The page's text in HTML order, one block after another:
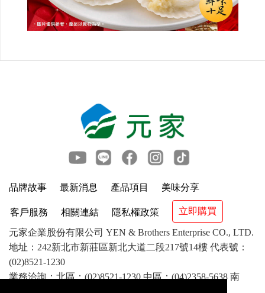
品牌故事 最新消息 產品項目 美味分享
客戶服務 相關連結 隱私權政策 立即購買
元家企業股份有限公司 YEN & Brothers Enterprise CO., LTD.
地址：242新北市新莊區新北大道二段217號14樓 代表號：
(02)8521-1230
業務洽詢：北區：(02)8521-1230 中區：(04)2358-5638 南